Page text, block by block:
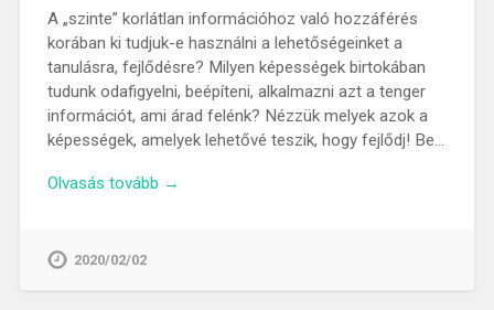
A „szinte” korlátlan információhoz való hozzáférés
korában ki tudjuk-e használni a lehetőségeinket a
tanulásra, fejlődésre? Milyen képességek birtokában
tudunk odafigyelni, beépíteni, alkalmazni azt a tenger
információt, ami árad felénk? Nézzük melyek azok a
képességek, amelyek lehetővé teszik, hogy fejlődj! Be…
Olvasás tovább →
2020/02/02